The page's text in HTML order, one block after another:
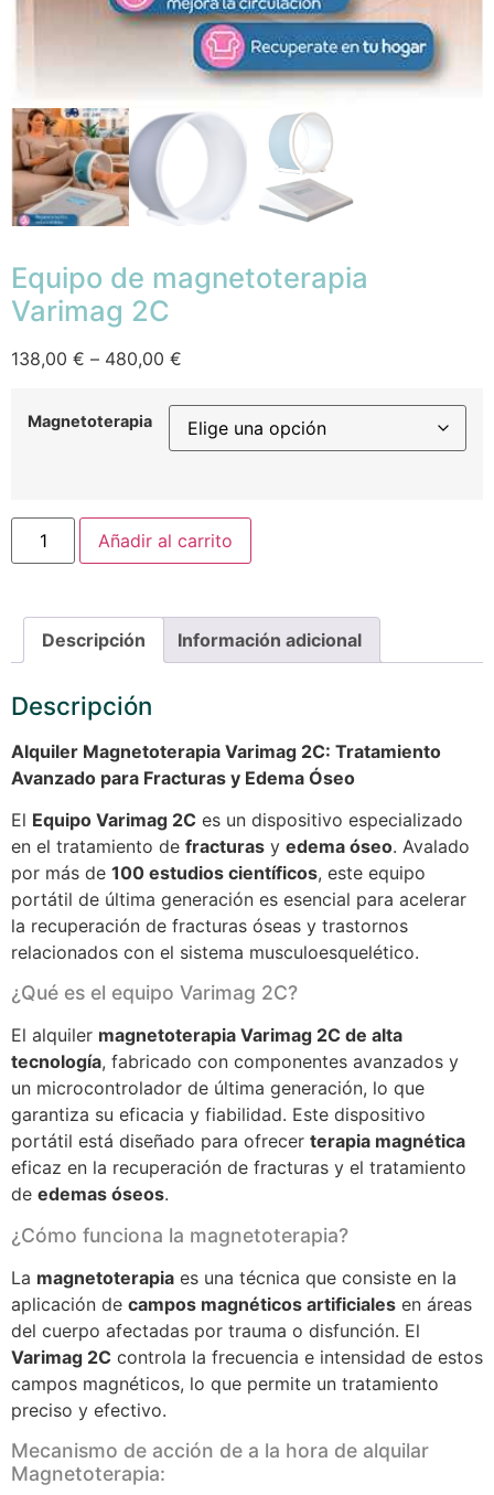
Equipo de magnetoterapia
Varimag 2C
138,00 € – 480,00 €
Magnetoterapia
Añadir al carrito
Descripción Información adicional
Descripción
Alquiler Magnetoterapia Varimag 2C: Tratamiento
Avanzado para Fracturas y Edema Óseo
El Equipo Varimag 2C es un dispositivo especializado
en el tratamiento de fracturas y edema óseo. Avalado
por más de 100 estudios científicos, este equipo
portátil de última generación es esencial para acelerar
la recuperación de fracturas óseas y trastornos
relacionados con el sistema musculoesquelético.
¿Qué es el equipo Varimag 2C?
El alquiler magnetoterapia Varimag 2C de alta
tecnología, fabricado con componentes avanzados y
un microcontrolador de última generación, lo que
garantiza su eficacia y fiabilidad. Este dispositivo
portátil está diseñado para ofrecer terapia magnética
eficaz en la recuperación de fracturas y el tratamiento
de edemas óseos.
¿Cómo funciona la magnetoterapia?
La magnetoterapia es una técnica que consiste en la
aplicación de campos magnéticos artificiales en áreas
del cuerpo afectadas por trauma o disfunción. El
Varimag 2C controla la frecuencia e intensidad de estos
campos magnéticos, lo que permite un tratamiento
preciso y efectivo.
Mecanismo de acción de a la hora de alquilar
Magnetoterapia: